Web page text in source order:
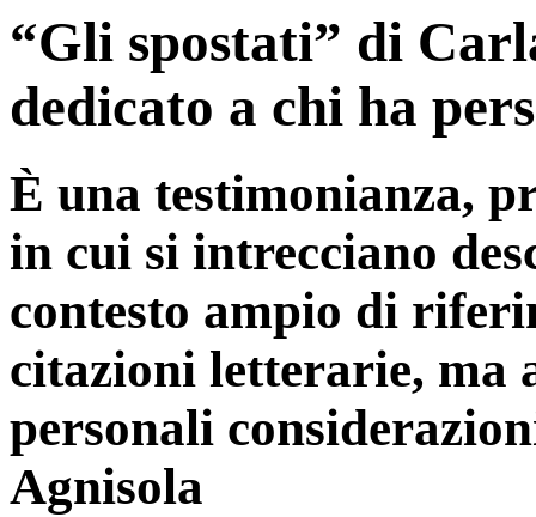
“Gli spostati” di
dedicato a chi ha
È una testimonianza,
in cui si intrecciano
contesto ampio di
citazioni letterarie, ma
personali
Agnisola